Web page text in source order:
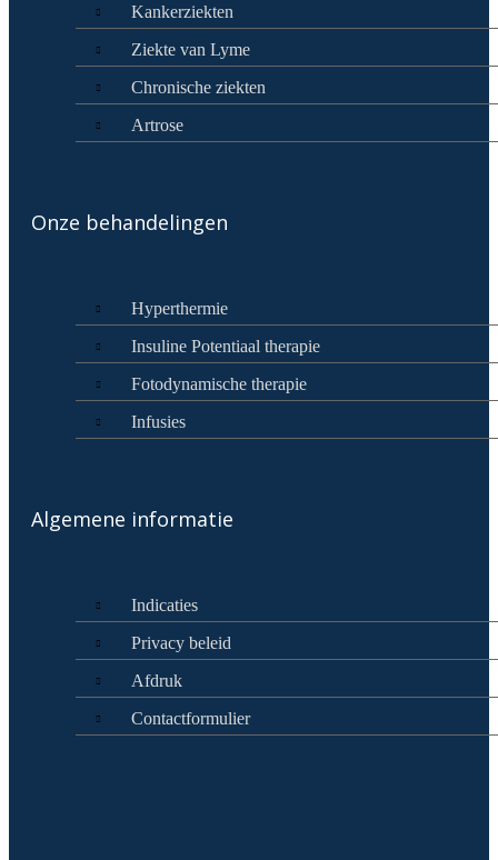
Kankerziekten
Ziekte van Lyme
Chronische ziekten
Artrose
Onze behandelingen
Hyperthermie
Insuline Potentiaal therapie
Fotodynamische therapie
Infusies
Algemene informatie
Indicaties
Privacy beleid
Afdruk
Contactformulier